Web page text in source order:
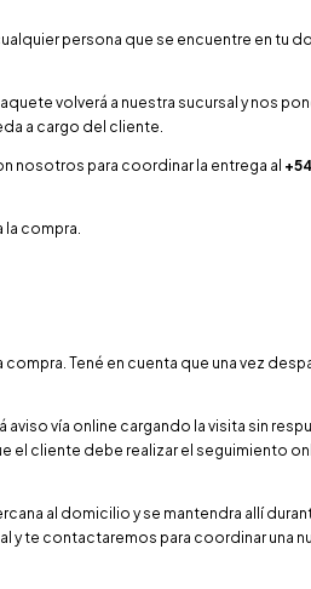
persona que se encuentre en tu
volverá a nuestra sucursal y nos
a cargo del cliente.
nosotros para coordinar la entrega al
compra.
Tené en cuenta que una vez
vía online cargando la visita sin
el cliente debe realizar el seguimiento
al domicilio y se mantendra allí
y te contactaremos para coordinar una